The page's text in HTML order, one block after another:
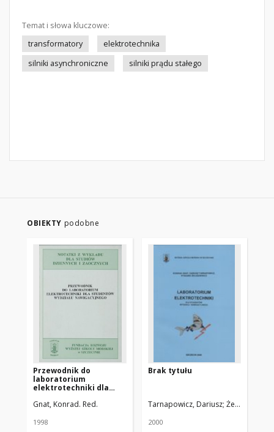
Temat i słowa kluczowe:
transformatory
elektrotechnika
silniki asynchroniczne
silniki prądu stałego
OBIEKTY podobne
Przewodnik do
laboratorium
elektrotechniki dla
Nawigacyjnego : praca
Gnat, Konrad. Red.
1998
Brak tytułu
Tarnapowicz, Dariusz
2000